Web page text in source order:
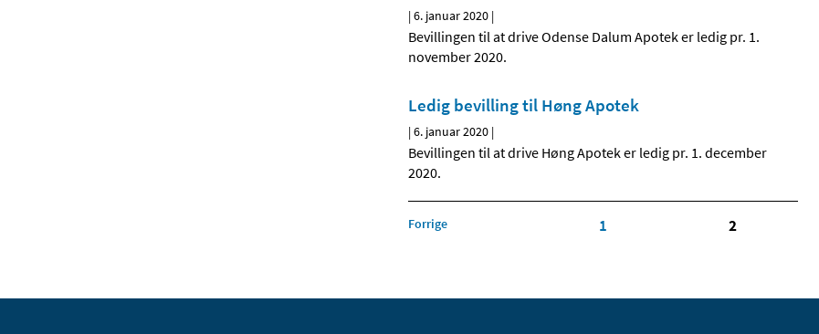
|6. januar 2020 |
Bevillingen til at drive Odense Dalum Apotek er ledig pr. 1.
november 2020.
Ledig bevilling til Høng Apotek
|6. januar 2020 |
Bevillingen til at drive Høng Apotek er ledig pr. 1. december
2020.
Forrige 1 2